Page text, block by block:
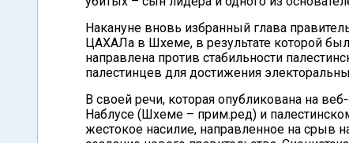
Накануне вновь избранный глава
ЦАХАЛа в Шхеме, в результате которой
направлена против стабильности
палестинцев для достижения
В своей речи, которая опубликована на
Наблусе (Шхеме – прим.ред) и
жестокое насилие, направленное на срыв